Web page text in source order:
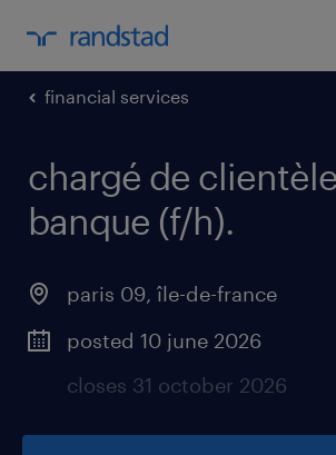
financial services
chargé de
banque (f/h).
paris 09, île-de-france
posted 10 june 2026
closes 31 october 2026